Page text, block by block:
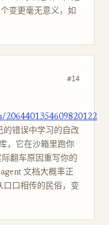
变更毫无意义，如
#14
2064401354609820122
错误中学习的自改
，它在沙箱里跑你
翻车原因重写你的
文档大概率正
口口相传的民俗，变